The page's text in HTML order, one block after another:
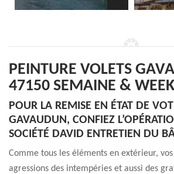
PEINTURE VOLETS
47150 SEMAINE &
POUR LA REMISE EN ÉTAT DE
GAVAUDUN, CONFIEZ
SOCIÉTÉ DAVID ENTRETIEN DU
Comme tous les éléments en extérieur,
agressions des intempéries et aussi des